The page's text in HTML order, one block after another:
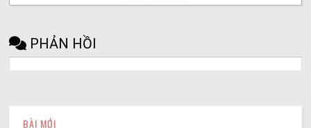
PHẢN HỒI
BÀI MỚI